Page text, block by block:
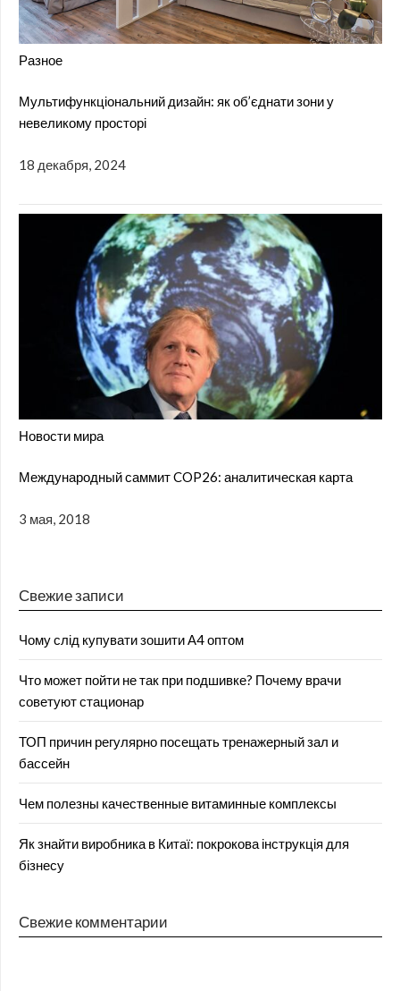
Разное
Мультифункціональний дизайн: як об’єднати зони у
невеликому просторі
18 декабря, 2024
Новости мира
Международный саммит COP26: аналитическая карта
3 мая, 2018
Свежие записи
Чому слід купувати зошити А4 оптом
Что может пойти не так при подшивке? Почему врачи
советуют стационар
ТОП причин регулярно посещать тренажерный зал и
бассейн
Чем полезны качественные витаминные комплексы
Як знайти виробника в Китаї: покрокова інструкція для
бізнесу
Свежие комментарии